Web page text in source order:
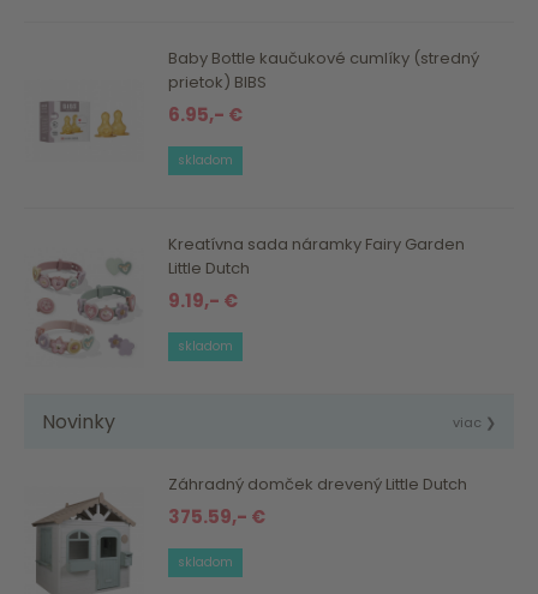
Baby Bottle kaučukové cumlíky (stredný
prietok) BIBS
6.95,- €
skladom
Kreatívna sada náramky Fairy Garden
Little Dutch
9.19,- €
skladom
Novinky viac ❯
Záhradný domček drevený Little Dutch
375.59,- €
skladom